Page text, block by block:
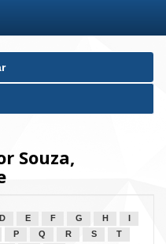
Souza,
D E F G H
P Q R S
T